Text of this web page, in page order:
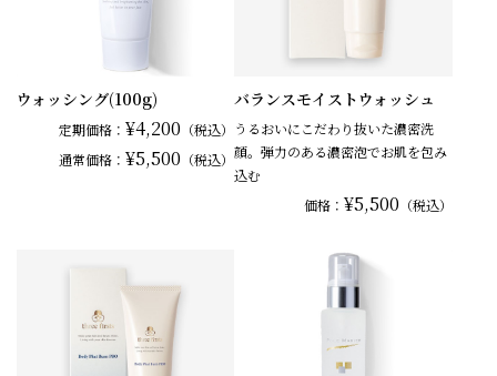
ウォッシング(100g)
定期価格： ¥4,200 （税込）
通常価格： ¥5,500 （税込）
バランスモイストウォッシュ
うるおいにこだわり抜いた濃密洗
顔。弾力のある濃密泡でお肌を包み
込む
価格： ¥5,500 （税込）